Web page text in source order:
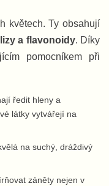
květech. Ty obsahují
a flavonoidy. Díky
pomocníkem při
ředit hleny a
látky vytvářejí na
na suchý, dráždivý
záněty nejen v